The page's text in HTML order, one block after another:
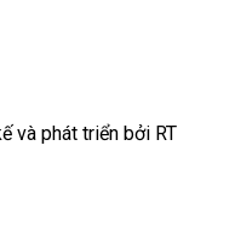
và phát triển bởi RT